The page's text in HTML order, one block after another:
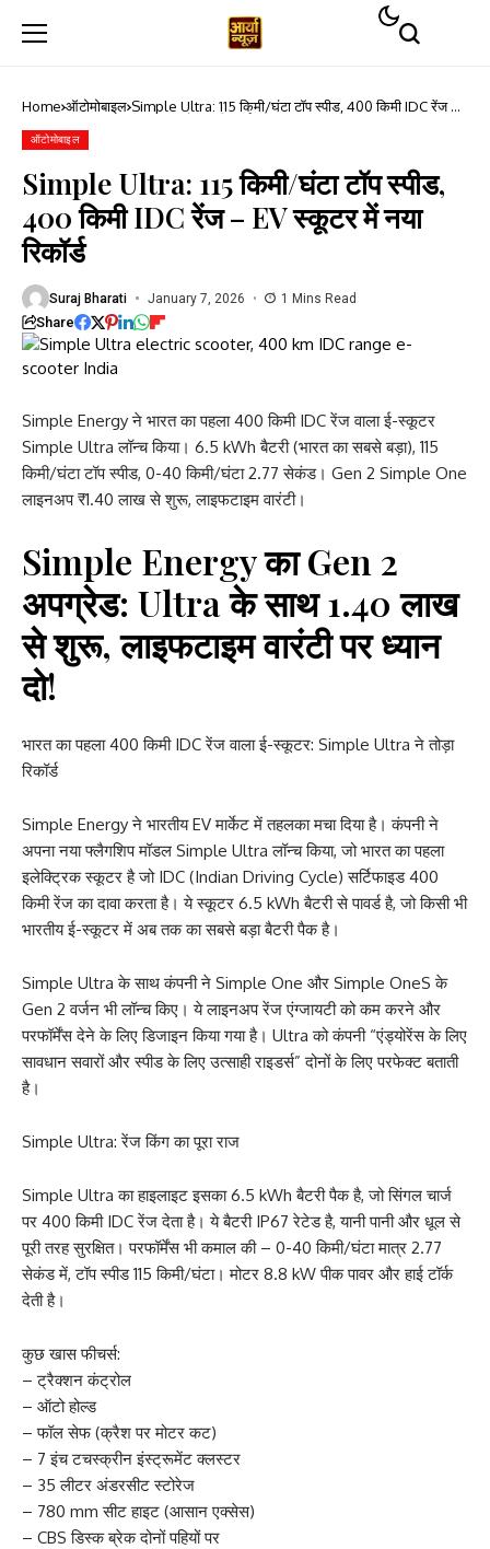
Home ऑटोमोबाइल Simple Ultra: 115 किमी/घंटा टॉप स्पीड, 400 किमी IDC रेंज –
ऑटोमोबाइल
Simple Ultra: 115 किमी/घंटा टॉप स्पीड,
400 किमी IDC रेंज – EV स्कूटर में नया
रिकॉर्ड
Suraj Bharati January 7, 2026 1 Mins Read
Share
Simple Energy ने भारत का पहला 400 किमी IDC रेंज वाला ई-स्कूटर
Simple Ultra लॉन्च किया। 6.5 kWh बैटरी (भारत का सबसे बड़ा), 115
किमी/घंटा टॉप स्पीड, 0-40 किमी/घंटा 2.77 सेकंड। Gen 2 Simple One
लाइनअप ₹1.40 लाख से शुरू, लाइफटाइम वारंटी।
Simple Energy का Gen 2
अपग्रेड: Ultra के साथ 1.40 लाख
से शुरू, लाइफटाइम वारंटी पर ध्यान
दो!
भारत का पहला 400 किमी IDC रेंज वाला ई-स्कूटर: Simple Ultra ने तोड़ा
रिकॉर्ड
Simple Energy ने भारतीय EV मार्केट में तहलका मचा दिया है। कंपनी ने
अपना नया फ्लैगशिप मॉडल Simple Ultra लॉन्च किया, जो भारत का पहला
इलेक्ट्रिक स्कूटर है जो IDC (Indian Driving Cycle) सर्टिफाइड 400
किमी रेंज का दावा करता है। ये स्कूटर 6.5 kWh बैटरी से पावर्ड है, जो किसी भी
भारतीय ई-स्कूटर में अब तक का सबसे बड़ा बैटरी पैक है।
Simple Ultra के साथ कंपनी ने Simple One और Simple OneS के
Gen 2 वर्जन भी लॉन्च किए। ये लाइनअप रेंज एंग्जायटी को कम करने और
परफॉर्मेंस देने के लिए डिजाइन किया गया है। Ultra को कंपनी “एंड्योरेंस के लिए
सावधान सवारों और स्पीड के लिए उत्साही राइडर्स” दोनों के लिए परफेक्ट बताती
है।
Simple Ultra: रेंज किंग का पूरा राज
Simple Ultra का हाइलाइट इसका 6.5 kWh बैटरी पैक है, जो सिंगल चार्ज
पर 400 किमी IDC रेंज देता है। ये बैटरी IP67 रेटेड है, यानी पानी और धूल से
पूरी तरह सुरक्षित। परफॉर्मेंस भी कमाल की – 0-40 किमी/घंटा मात्र 2.77
सेकंड में, टॉप स्पीड 115 किमी/घंटा। मोटर 8.8 kW पीक पावर और हाई टॉर्क
देती है।
कुछ खास फीचर्स:
– ट्रैक्शन कंट्रोल
– ऑटो होल्ड
– फॉल सेफ (क्रैश पर मोटर कट)
– 7 इंच टचस्क्रीन इंस्ट्रूमेंट क्लस्टर
– 35 लीटर अंडरसीट स्टोरेज
– 780 mm सीट हाइट (आसान एक्सेस)
– CBS डिस्क ब्रेक दोनों पहियों पर